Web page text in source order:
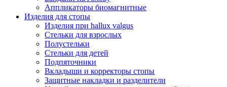
Аппликаторы биомагнитные
Изделия для стопы
Изделия при hallux valgus
Стельки для взрослых
Полустельки
Стельки для детей
Подпяточники
Вкладыши и корректоры стопы
Защитные накладки и разделители